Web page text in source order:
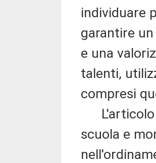
individuare
garantire
e una
talenti,
compresi
L'articolo
scuola e